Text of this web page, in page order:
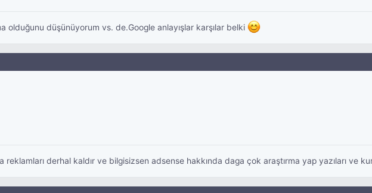
olduğunu düşünüyorum vs. de.Google anlayışlar karşılar belki
derhal kaldır ve bilgisizsen adsense hakkında daga çok araştırma yap yazıları ve